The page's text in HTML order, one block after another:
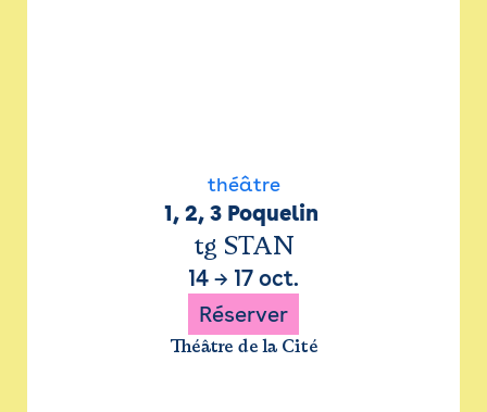
théâtre
1, 2, 3 Poquelin
tg STAN
14 → 17 oct.
Réserver
Théâtre de la Cité